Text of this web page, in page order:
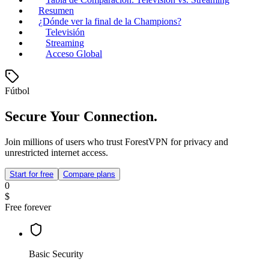
Resumen
¿Dónde ver la final de la Champions?
Televisión
Streaming
Acceso Global
Fútbol
Secure Your Connection.
Join millions of users who trust ForestVPN for privacy and
unrestricted internet access.
Start for free Compare plans
0
$
Free forever
Basic Security